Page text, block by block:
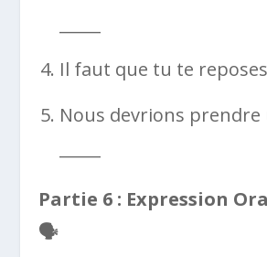
Il faut que tu te reposes.
Nous devrions
Partie 6 : Expression
🗣️